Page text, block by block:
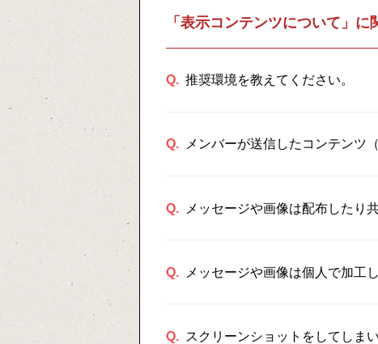
「表示コンテンツについて」に
Q. 推奨環境を教えてください。
Q. メンバーが送信したコンテンツ
Q. メッセージや画像は配布したり
Q. メッセージや画像は個人で加工
Q. スクリーンショットをしてしまい